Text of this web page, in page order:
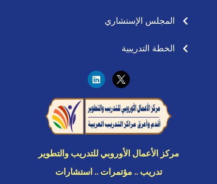
المجلس الإستشاري
الخطة التدريبية
L
i
n
k
e
d
i
n
مركز الأعمال الأوروبي للتدريب والتطوير
تدريب .. مؤتمرات .. استشارات